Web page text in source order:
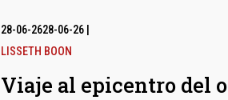
28-06-2628-06-26
LISSETH BOON
Viaje al epicentro del